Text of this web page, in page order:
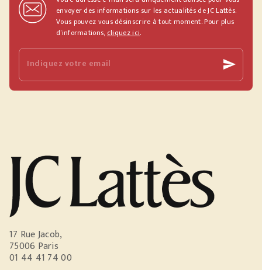
envoyer des informations sur les actualités de JC Lattès.
Vous pouvez vous désinscrire à tout moment. Pour plus
d’informations, cliquez ici.
Indiquez votre email send
17 Rue Jacob,
75006 Paris
01 44 41 74 00